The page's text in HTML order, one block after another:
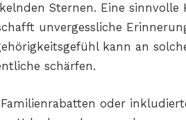
Sternen. Eine sinnvolle
unvergessliche
kann an
schärfen.
oder